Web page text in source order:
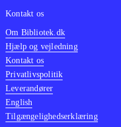
Kontakt os
Om Bibliotek.dk
Hjælp og vejledning
Kontakt os
Privatlivspolitik
Leverandører
English
Tilgængelighedserklæring